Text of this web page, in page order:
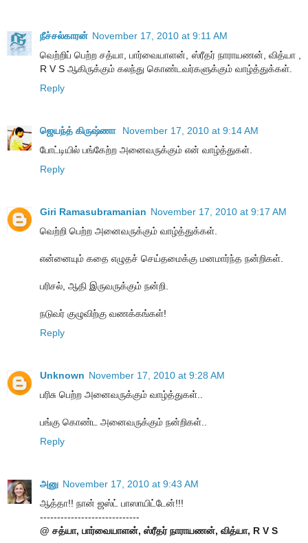
நீச்சல்காரன் November 17, 2010 at 9:11 AM
வெற்றிப் பெற்ற சத்யா, பார்வையாளன், ஸ்ரீதர் நாராயணன், வித்யா ,
R V S ஆகிருக்கும் கலந்து கொண்டவர்களுக்கும் வாழ்த்துக்கள்.
Reply
ஜெயந்த் கிருஷ்ணா
November 17, 2010 at 9:14 AM
போட்டியில் பங்கேற்ற அனைவருக்கும் என் வாழ்த்துகள்.
Reply
Giri Ramasubramanian November 17, 2010 at 9:17 AM
வெற்றி பெற்ற அனைவருக்கும் வாழ்த்துக்கள்.
என்னையும் கதை எழுதச் செய்தமைக்கு மனமார்ந்த நன்றிகள்.
பரிசல், ஆதி இருவருக்கும் நன்றி.
நடுவர் குழுவிற்கு வணக்கங்கள்!
Reply
Unknown November 17, 2010 at 9:28 AM
பரிசு பெற்ற அனைவருக்கும் வாழ்த்துகள்..
பங்கு கொண்ட அனைவருக்கும் நன்றிகள்..
Reply
அனு November 17, 2010 at 9:43 AM
ஆத்தா!! நான் ஜஸ்ட் பாஸாயிட்டேன்!!!
-----------------------------
@ சத்யா, பார்வையாளன், ஸ்ரீதர் நாராயணன், வித்யா, R V S